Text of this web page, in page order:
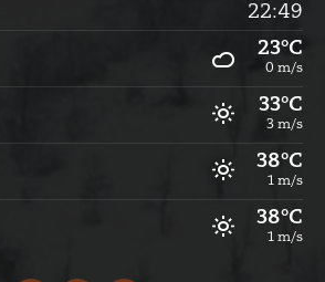
22:49
23°C
0 m/s
33°C
3 m/s
38°C
1 m/s
38°C
1 m/s